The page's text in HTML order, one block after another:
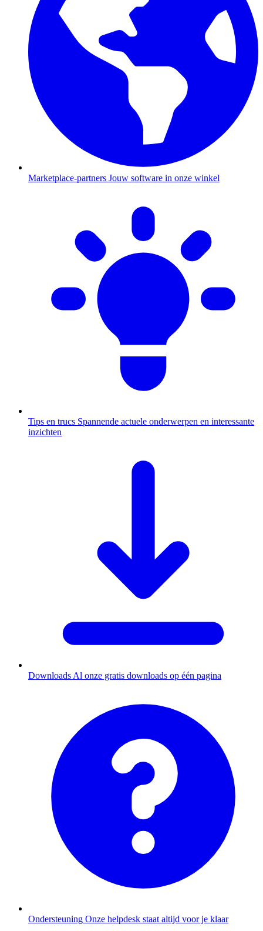
Marketplace-partners Jouw software in onze winkel
Tips en trucs Spannende actuele onderwerpen en interessante
inzichten
Downloads Al onze gratis downloads op één pagina
Ondersteuning Onze helpdesk staat altijd voor je klaar